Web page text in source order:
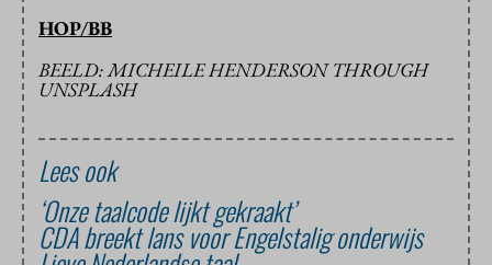
HOP/BB
BEELD: MICHEILE HENDERSON THROUGH
UNSPLASH
Lees ook
‘Onze taalcode lijkt gekraakt’
CDA breekt lans voor Engelstalig onderwijs